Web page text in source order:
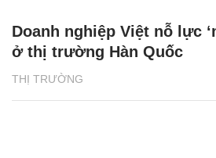
THỊ TRƯỜNG
Doanh nghiệp Việt nỗ lực
ở thị trường Hàn Quốc